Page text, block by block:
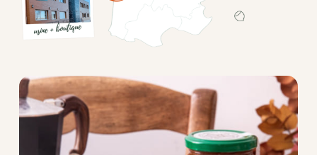
Fruits
secs
Mélanges
apéritifs
Tartinables
apéritifs